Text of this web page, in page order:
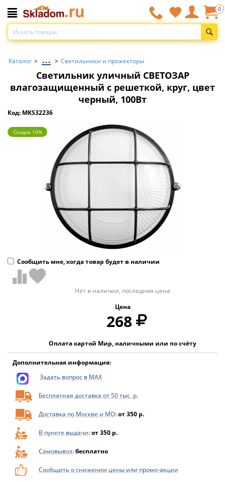
0
Каталог > ... > Светильники и прожекторы
Светильник уличный СВЕТОЗАР
влагозащищенный с решеткой, круг, цвет
черный, 100Вт
Код: MKS32236
Скидка 10%
Сообщить мне, когда товар будет в наличии
Нет в наличии, последняя цена
Цена
268
Оплата картой Мир, наличными или по счёту
Дополнительная информация:
Задать вопрос в MAX
Бесплатная доставка от 50 тыс. р.
Доставка по Москве и МО:от 350 р.
В пункте выдачи:от 350 р.
Самовывоз:бесплатно
Сообщить о снижении цены или промо-акции